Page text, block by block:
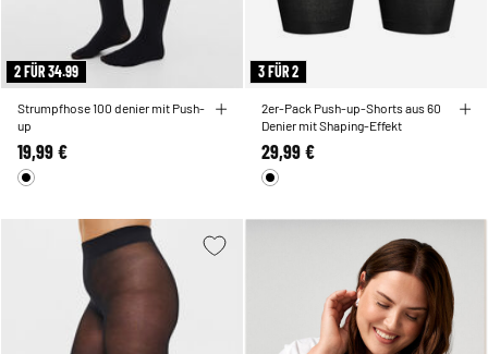
2 FÜR 34.99
Strumpfhose 100 denier mit Push-
up
19,99 €
3 FÜR 2
2er-Pack Push-up-Shorts aus 60
Denier mit Shaping-Effekt
29,99 €